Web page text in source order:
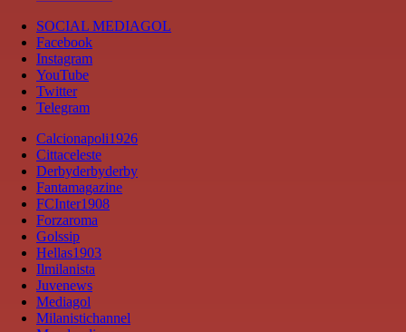
SOCIAL MEDIAGOL
Facebook
Instagram
YouTube
Twitter
Telegram
Calcionapoli1926
Cittaceleste
Derbyderbyderby
Fantamagazine
FCInter1908
Forzaroma
Golssip
Hellas1903
Ilmilanista
Juvenews
Mediagol
Milanistichannel